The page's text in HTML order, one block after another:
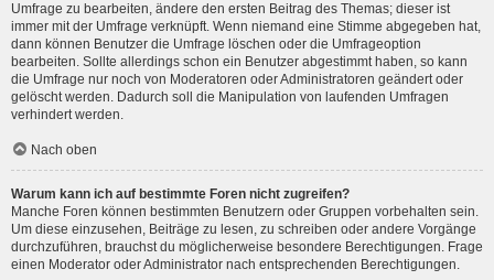
Umfrage zu bearbeiten, ändere den ersten Beitrag des Themas; dieser ist
immer mit der Umfrage verknüpft. Wenn niemand eine Stimme abgegeben hat,
dann können Benutzer die Umfrage löschen oder die Umfrageoption
bearbeiten. Sollte allerdings schon ein Benutzer abgestimmt haben, so kann
die Umfrage nur noch von Moderatoren oder Administratoren geändert oder
gelöscht werden. Dadurch soll die Manipulation von laufenden Umfragen
verhindert werden.
Nach oben
Warum kann ich auf bestimmte Foren nicht zugreifen?
Manche Foren können bestimmten Benutzern oder Gruppen vorbehalten sein.
Um diese einzusehen, Beiträge zu lesen, zu schreiben oder andere Vorgänge
durchzuführen, brauchst du möglicherweise besondere Berechtigungen. Frage
einen Moderator oder Administrator nach entsprechenden Berechtigungen.